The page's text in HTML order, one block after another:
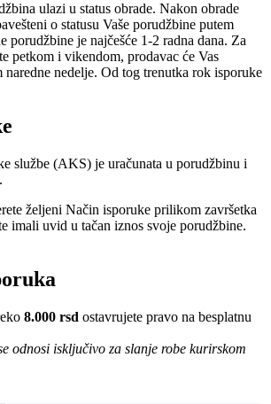
ulazi u status obrade. Nakon obrade
o statusu Vaše porudžbine putem
porudžbine je najčešće 1-2 radna dana. Za
petkom i vikendom, prodavac će Vas
nedelje. Od tog trenutka rok isporuke
službe (AKS) je uračunata u porudžbinu i
.
željeni Način isporuke prilikom završetka
imali uvid u tačan iznos svoje porudžbine.
8.000 rsd ostavrujete pravo na besplatnu
odnosi isključivo za slanje robe kurirskom